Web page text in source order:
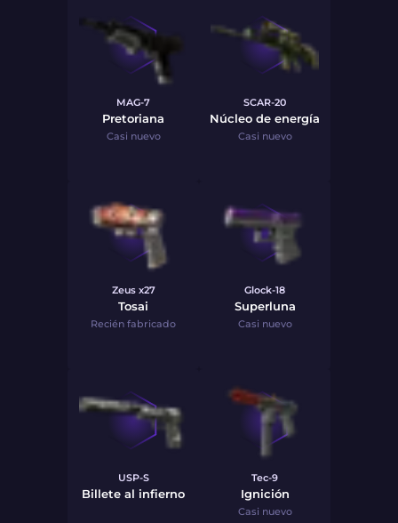
MAG-7
Pretoriana
Casi nuevo
SCAR-20
Núcleo de energía
Casi nuevo
Zeus x27
Tosai
Recién fabricado
Glock-18
Superluna
Casi nuevo
USP-S
Billete al infierno
Tec-9
Ignición
Casi nuevo